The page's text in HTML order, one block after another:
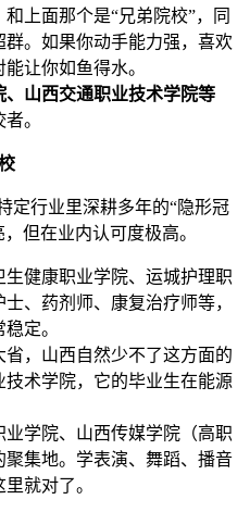
和上面那个是“兄弟院校”，同
。如果你动手能力强，喜欢
让你如鱼得水。
山西交通职业技术学院等
。
定行业里深耕多年的“隐形冠
但在业内认可度极高。
生健康职业学院、运城护理职
、药剂师、康复治疗师等，
定。
省，山西自然少不了这方面的
术学院，它的毕业生在能源
业学院、山西传媒学院（高职
集地。学表演、舞蹈、播音
就对了。